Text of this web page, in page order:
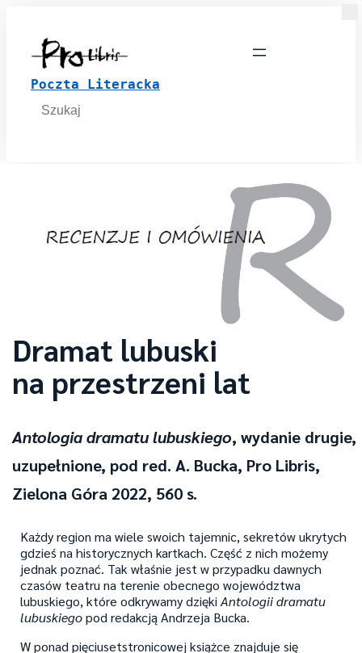
Poczta Literacka
Search
for:
Dramat lubuski
na przestrzeni lat
Antologia dramatu lubuskiego, wydanie drugie,
uzupełnione, pod red. A. Bucka, Pro Libris,
Zielona Góra 2022, 560 s.
Każdy region ma wiele swoich tajemnic, sekretów ukrytych
gdzieś na historycznych kartkach. Część z nich możemy
jednak poznać. Tak właśnie jest w przypadku dawnych
czasów teatru na terenie obecnego województwa
lubuskiego, które odkrywamy dzięki Antologii dramatu
lubuskiegopod redakcją Andrzeja Bucka.
W ponad pięciusetstronicowej książce znajduje się